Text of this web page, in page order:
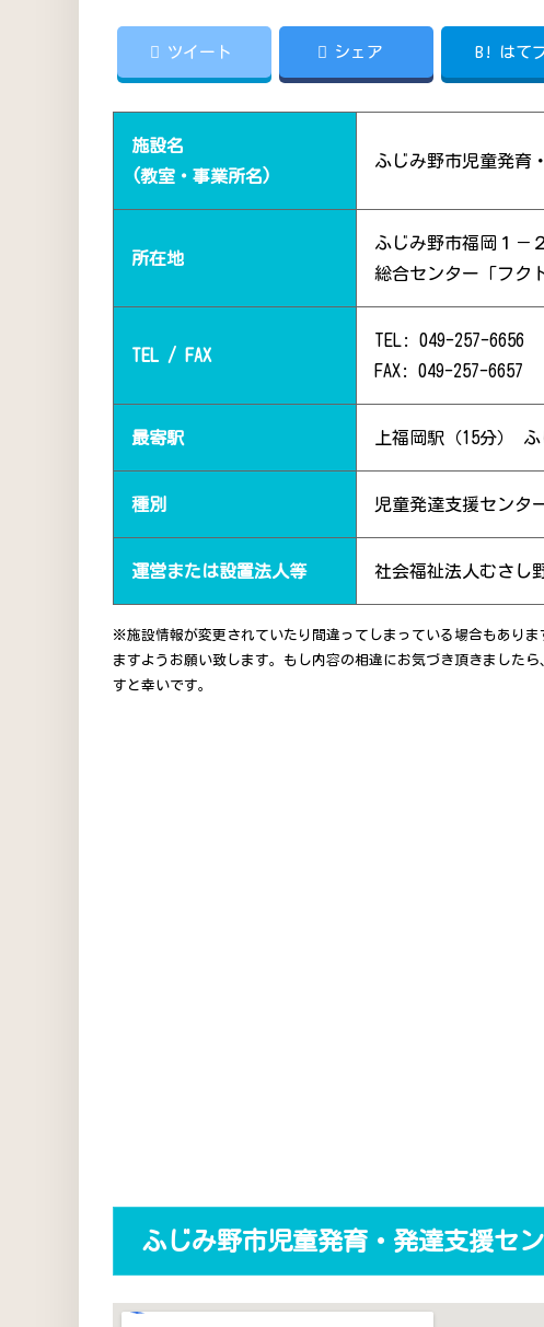
ツイート シェア B! はて
施設名
(教室・事業所名)
ふじみ野市児童発育
所在地
ふじみ野市福岡１－
総合センター「フク
TEL / FAX
TEL: 049-257-6656
FAX: 049-257-6657
最寄駅 上福岡駅（15分） ふ
種別 児童発達支援センタ
運営または設置法人等 社会福祉法人むさし
※施設情報が変更されていたり間違ってしまっている場合もあり
ますようお願い致します。もし内容の相違にお気づき頂きました
すと幸いです。
ふじみ野市児童発育・発達支援セ